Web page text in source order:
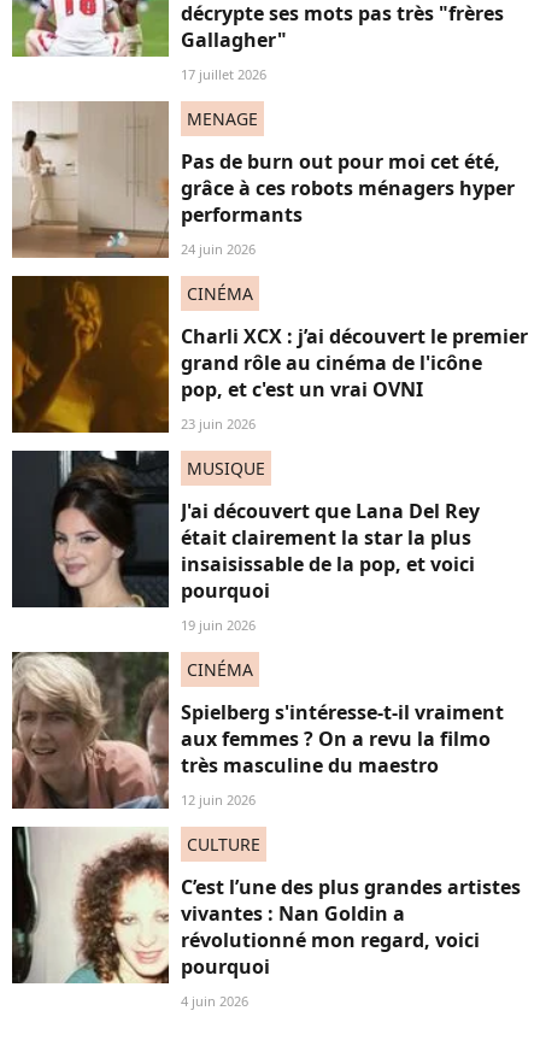
décrypte ses mots pas très "frères
Gallagher"
17 juillet 2026
MENAGE
Pas de burn out pour moi cet été,
grâce à ces robots ménagers hyper
performants
24 juin 2026
CINÉMA
Charli XCX : j’ai découvert le premier
grand rôle au cinéma de l'icône
pop, et c'est un vrai OVNI
23 juin 2026
MUSIQUE
J'ai découvert que Lana Del Rey
était clairement la star la plus
insaisissable de la pop, et voici
pourquoi
19 juin 2026
CINÉMA
Spielberg s'intéresse-t-il vraiment
aux femmes ? On a revu la filmo
très masculine du maestro
12 juin 2026
CULTURE
C’est l’une des plus grandes artistes
vivantes : Nan Goldin a
révolutionné mon regard, voici
pourquoi
4 juin 2026